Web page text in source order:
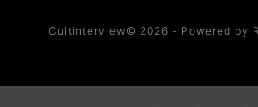
Cultinterview© 2026 - Powered by